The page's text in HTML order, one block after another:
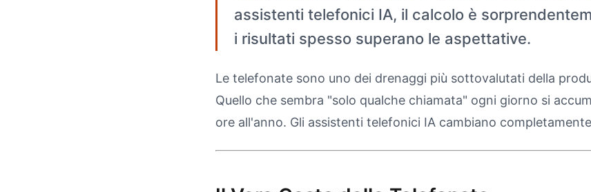
assistenti telefonici IA, il calcolo è
i risultati spesso superano le aspettative.
Le telefonate sono uno dei drenaggi più sottovalutati della
Quello che sembra "solo qualche chiamata" ogni giorno si
ore all'anno. Gli assistenti telefonici IA cambiano